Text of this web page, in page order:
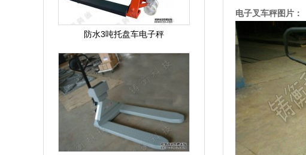
防水3吨托盘车电子秤
电子叉车秤图片：